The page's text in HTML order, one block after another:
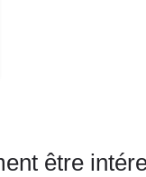
être